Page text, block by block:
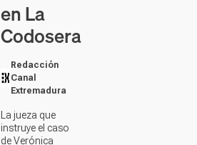
en La
Codosera
Redacción
Canal
Extremadura
La jueza que
instruye el caso
de Verónica